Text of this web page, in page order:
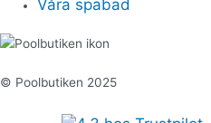
Våra spabad
© Poolbutiken 2025